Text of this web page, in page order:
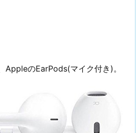
AppleのEarPods(マイク付き)。